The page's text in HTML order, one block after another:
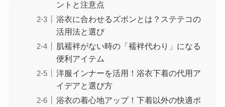
ントと注意点
浴衣に合わせるズボンとは？ステテコの
活用法と選び
肌襦袢がない時の「襦袢代わり」になる
便利アイテム
洋服インナーを活用！浴衣下着の代用ア
イデアと選び方
浴衣の着心地アップ！下着以外の快適ポ